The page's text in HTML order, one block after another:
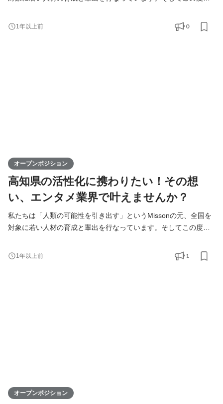
支社を通じて、地元企業との連携を図りながら地域の魅力を最大
限に活かし、地方から全国へと挑戦の輪を広げていきます。地方
1年以上前 0
オープンポジション
高知県の活性化に携わりたい！その想
い、エンタメ業界で叶えませんか？
私たちは「人類の可能性を引き出す」というMissonの元、全国を
対象に若い人材の育成と輩出を行なっています。そしてこの度、
支社を通じて、地元企業との連携を図りながら地域の魅力を最大
限に活かし、地方から全国へと挑戦の輪を広げていきます。地方
1年以上前 1
オープンポジション